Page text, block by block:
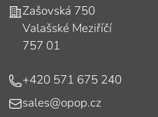
Adresa
Zašovská 750
Valašské Meziříčí
757 01
Telefón
+420 571 675 240
E-mail
sales@opop.cz